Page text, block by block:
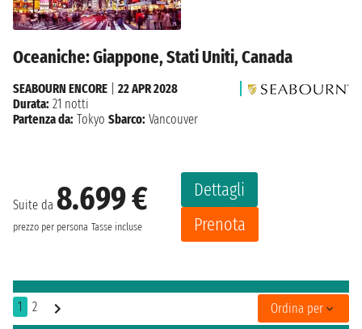
Oceaniche: Giappone, Stati Uniti, Canada
Suite da 8.699 €
prezzo per persona Tasse incluse
Dettagli
Prenota
SEABOURN ENCORE
22 APR 2028
Durata: 21 notti
Partenza da: Tokyo Sbarco: Vancouver
1 2 Ordina per